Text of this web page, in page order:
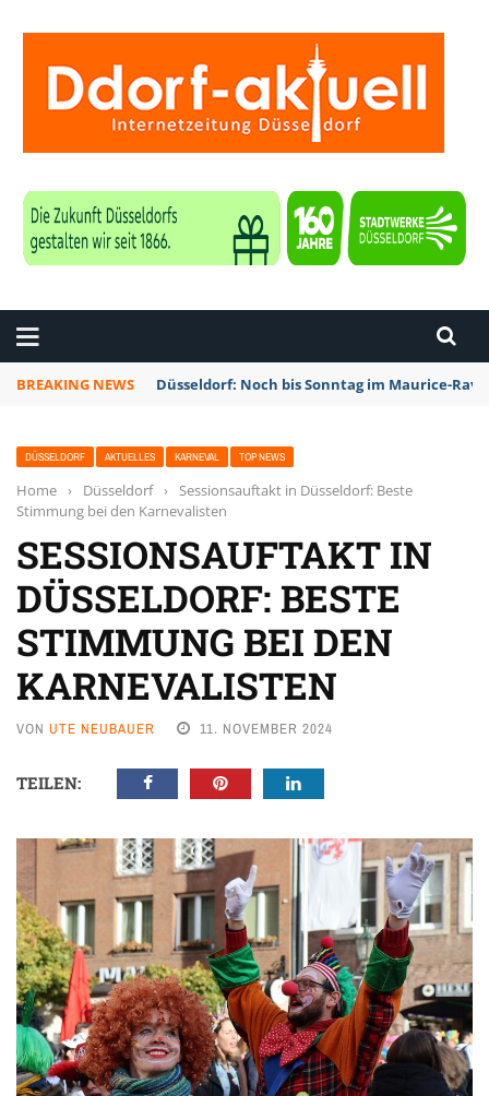
BREAKING NEWS Düsseldorf: Noch bis Sonntag im Maurice-
DÜSSELDORF AKTUELLES KARNEVAL TOP NEWS
Home › Düsseldorf › Sessionsauftakt in Düsseldorf: Beste
Stimmung bei den Karnevalisten
SESSIONSAUFTAKT IN
DÜSSELDORF: BESTE
STIMMUNG BEI DEN
KARNEVALISTEN
VON UTE NEUBAUER 11. NOVEMBER 2024
TEILEN: